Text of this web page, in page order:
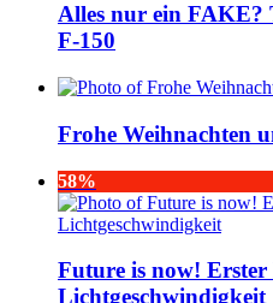
Alles nur ein FAKE?
F-150
Frohe Weihnachten
58%
Future is now! Erster
Lichtgeschwindigkeit